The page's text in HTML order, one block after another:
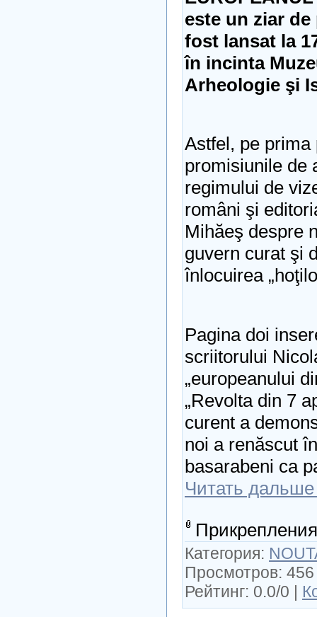
este un ziar
fost lansat la
în incinta
Arheologie şi
Astfel, pe prima
promisiunile de
regimului de
români şi
Mihăeş despre
guvern curat şi
înlocuirea
Pagina doi
scriitorului
„europeanului
„Revolta din 7
curent a
noi a renăscut
basarabeni ca
Читать
Категория:
Просмотров:
Рейтинг: 0.0/0 |